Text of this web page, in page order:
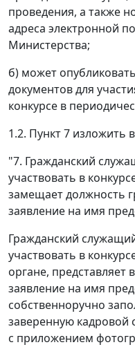
проведения, а также
адреса электронной
Министерства;
б) может
документов для
конкурсе в
1.2. Пункт 7 изложить
"7. Гражданский
участвовать в
замещает должность
заявление на имя
Гражданский
участвовать в
органе, представляет
заявление на имя
собственноручно
заверенную кадровой
с приложением